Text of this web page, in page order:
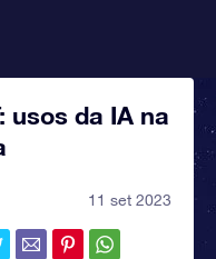
usos da IA na
11 set 2023